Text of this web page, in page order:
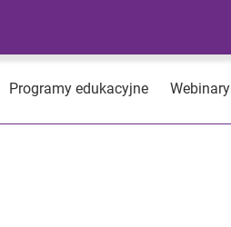
Programy edukacyjne Webinary